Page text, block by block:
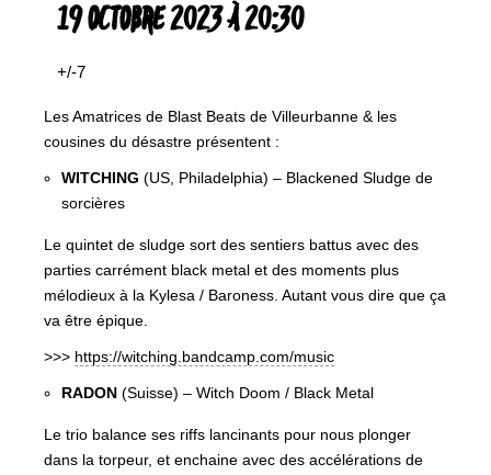
19 OCTOBRE 2023 À 20:30
+/-7
Les Amatrices de Blast Beats de Villeurbanne & les
cousines du désastre présentent :
WITCHING (US, Philadelphia) – Blackened Sludge de
sorcières
Le quintet de sludge sort des sentiers battus avec des
parties carrément black metal et des moments plus
mélodieux à la Kylesa / Baroness. Autant vous dire que ça
va être épique.
>>> https://witching.bandcamp.com/music
RADON (Suisse) – Witch Doom / Black Metal
Le trio balance ses riffs lancinants pour nous plonger
dans la torpeur, et enchaine avec des accélérations de